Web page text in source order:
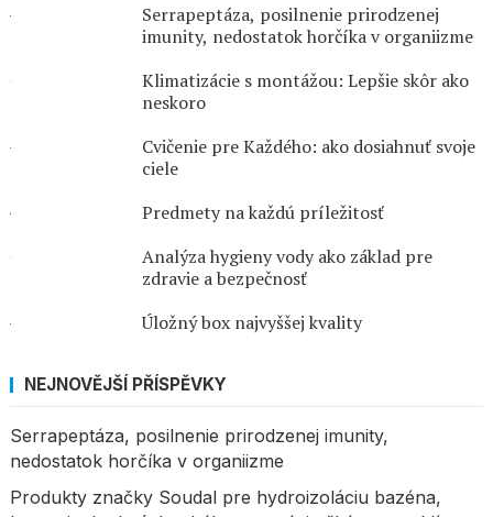
Serrapeptáza, posilnenie prirodzenej
imunity, nedostatok horčíka v organiizme
Klimatizácie s montážou: Lepšie skôr ako
neskoro
Cvičenie pre Každého: ako dosiahnuť svoje
ciele
Predmety na každú príležitosť
Analýza hygieny vody ako základ pre
zdravie a bezpečnosť
Úložný box najvyššej kvality
NEJNOVĚJŠÍ PŘÍSPĚVKY
Serrapeptáza, posilnenie prirodzenej imunity,
nedostatok horčíka v organiizme
Produkty značky Soudal pre hydroizoláciu bazéna,